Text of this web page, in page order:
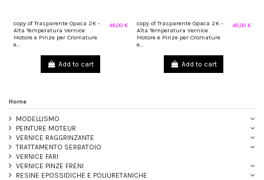
copy of Trasparente Opaca 2K -
Alta Temperatura Vernice
Motore e Pinze per Cromature
e...
48,00 €
Add to cart
copy of Trasparente Opaca 2K -
Alta Temperatura Vernice
Motore e Pinze per Cromature
e...
48,00 €
Add to cart
Home
MODELLISMO
PEINTURE MOTEUR
VERNICE RAGGRINZANTE
TRATTAMENTO SERBATOIO
VERNICE FARI
VERNICE PINZE FRENI
RESINE EPOSSIDICHE E POLIURETANICHE